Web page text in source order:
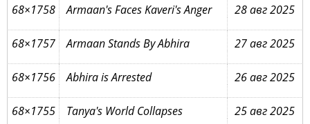
68×1758 Armaan's Faces Kaveri's Anger 28 авг 2025
68×1757 Armaan Stands By Abhira 27 авг 2025
68×1756 Abhira is Arrested 26 авг 2025
68×1755 Tanya's World Collapses 25 авг 2025